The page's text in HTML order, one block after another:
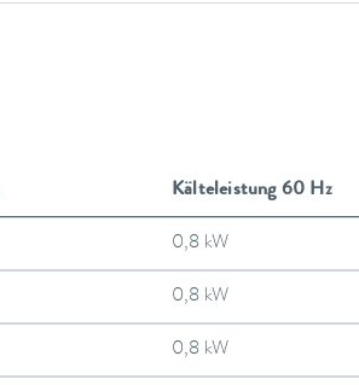
Kälteleistung 60 Hz
0,8 kW
0,8 kW
0,8 kW